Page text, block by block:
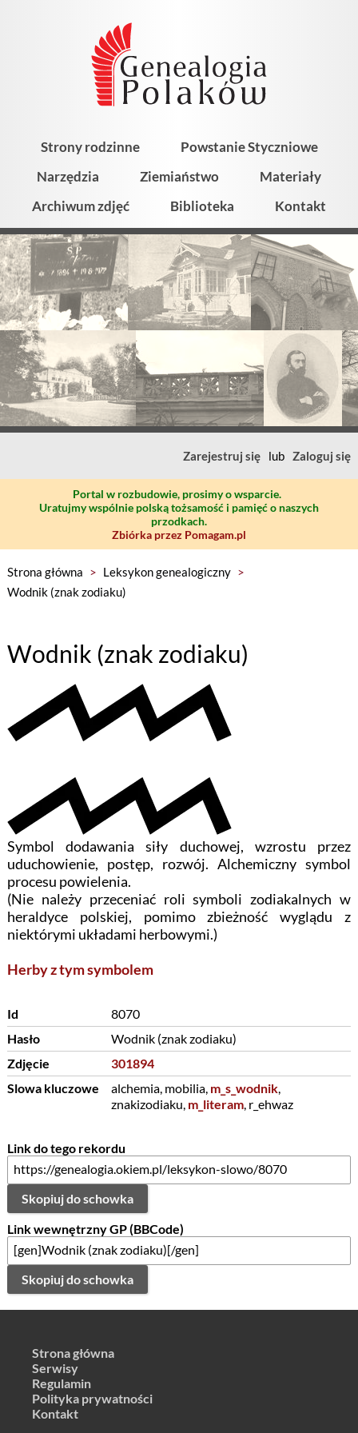
Strony rodzinne
Powstanie Styczniowe
Narzędzia
Ziemiaństwo
Materiały
Archiwum zdjęć
Biblioteka Kontakt
Zarejestruj się lub Zaloguj się
Portal w rozbudowie, prosimy o wsparcie.
Uratujmy wspólnie polską tożsamość i pamięć o naszych
przodkach.
Zbiórka przez Pomagam.pl
Strona główna > Leksykon genealogiczny >
Wodnik (znak zodiaku)
Wodnik (znak zodiaku)
Symbol dodawania siły duchowej, wzrostu przez
uduchowienie, postęp, rozwój. Alchemiczny symbol
procesu powielenia.
(Nie należy przeceniać roli symboli zodiakalnych w
heraldyce polskiej, pomimo zbieżność wyglądu z
niektórymi układami herbowymi.)
Herby z tym symbolem
Id
8070
Hasło
Wodnik (znak zodiaku)
Zdjęcie
301894
Slowa kluczowe
alchemia, mobilia, m_s_wodnik,
znakizodiaku, m_literam, r_ehwaz
Link do tego rekordu
Skopiuj do schowka
Link wewnętrzny GP (BBCode)
Skopiuj do schowka
Strona główna
Serwisy
Regulamin
Polityka prywatności
Kontakt